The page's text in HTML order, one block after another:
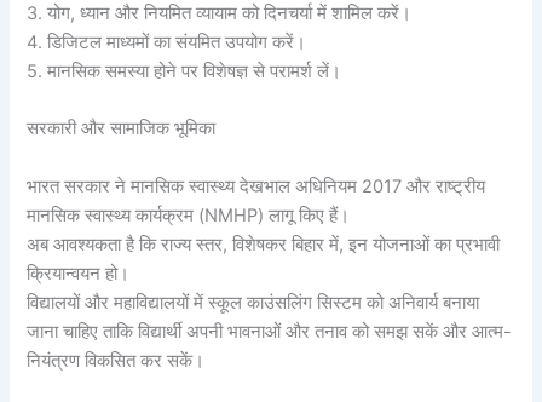
3. योग, ध्यान और नियमित व्यायाम को दिनचर्या में शामिल करें।
4. डिजिटल माध्यमों का संयमित उपयोग करें।
5. मानसिक समस्या होने पर विशेषज्ञ से परामर्श लें।
सरकारी और सामाजिक भूमिका
भारत सरकार ने मानसिक स्वास्थ्य देखभाल अधिनियम 2017 और राष्ट्रीय
मानसिक स्वास्थ्य कार्यक्रम (NMHP) लागू किए हैं।
अब आवश्यकता है कि राज्य स्तर, विशेषकर बिहार में, इन योजनाओं का प्रभावी
क्रियान्वयन हो।
विद्यालयों और महाविद्यालयों में स्कूल काउंसलिंग सिस्टम को अनिवार्य बनाया
जाना चाहिए ताकि विद्यार्थी अपनी भावनाओं और तनाव को समझ सकें और आत्म-
नियंत्रण विकसित कर सकें।